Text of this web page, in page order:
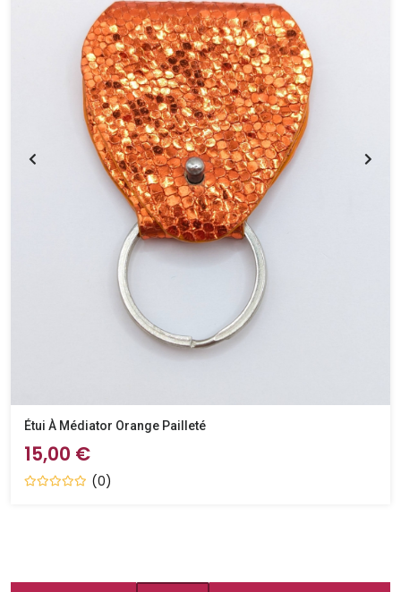
Étui À Médiator Orange Pailleté
15,00 €
(0)